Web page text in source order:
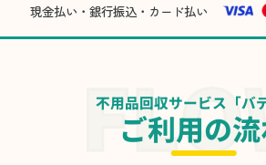
現金払い・銀行振込・カード払い
不用品回収サービス「バ
ご利用の